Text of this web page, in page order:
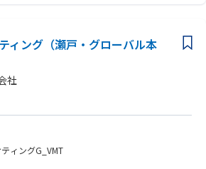
る力）は、出来ることを望む。
会対応）
面目に取り組む人
ない、前向きな気持ちをもっている人
いる人
考える事ができる人
ィング（瀬戸・グローバル本
社
ィングG_VMT